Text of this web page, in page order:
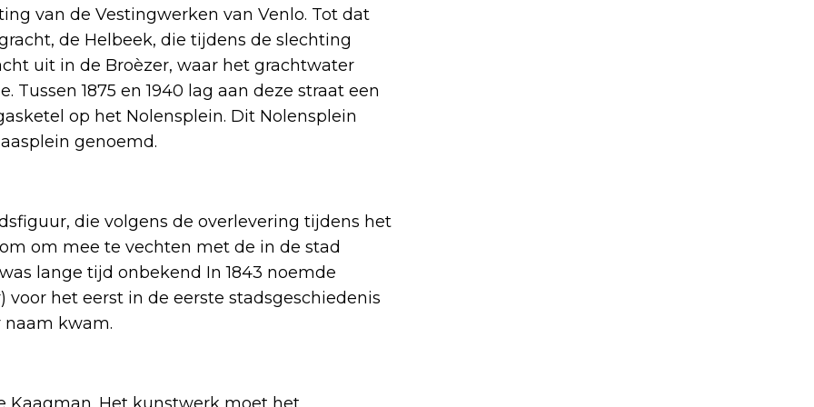
van de Vestingwerken van Venlo. Tot dat
de Helbeek, die tijdens de slechting
uit in de Broèzer, waar het grachtwater
Tussen 1875 en 1940 lag aan deze straat een
op het Nolensplein. Dit Nolensplein
genoemd.
die volgens de overlevering tijdens het
om mee te vechten met de in de stad
lange tijd onbekend In 1843 noemde
het eerst in de eerste stadsgeschiedenis
naam kwam.
Kaagman. Het kunstwerk moet het